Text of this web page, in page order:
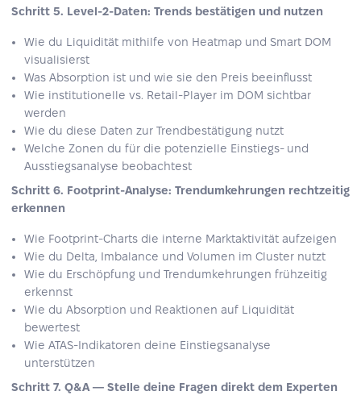
Schritt 5. Level-2-Daten: Trends bestätigen und nutzen
Wie du Liquidität mithilfe von Heatmap und Smart DOM
visualisierst
Was Absorption ist und wie sie den Preis beeinflusst
Wie institutionelle vs. Retail-Player im DOM sichtbar
werden
Wie du diese Daten zur Trendbestätigung nutzt
Welche Zonen du für die potenzielle Einstiegs- und
Ausstiegsanalyse beobachtest
Schritt 6. Footprint-Analyse: Trendumkehrungen rechtzeitig
erkennen
Wie Footprint-Charts die interne Marktaktivität aufzeigen
Wie du Delta, Imbalance und Volumen im Cluster nutzt
Wie du Erschöpfung und Trendumkehrungen frühzeitig
erkennst
Wie du Absorption und Reaktionen auf Liquidität
bewertest
Wie ATAS-Indikatoren deine Einstiegsanalyse
unterstützen
Schritt 7. Q&A — Stelle deine Fragen direkt dem Experten